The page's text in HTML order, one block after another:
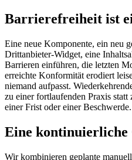
Barrierefreiheit ist
Eine neue Komponente, ein neu
Drittanbieter-Widget, eine
Barrieren einführen, die letzten
erreichte Konformität erodiert
niemand aufpasst.
zu einer fortlaufenden Praxis
einer Frist oder einer Beschwerde.
Eine kontinuierliche
Wir kombinieren geplante